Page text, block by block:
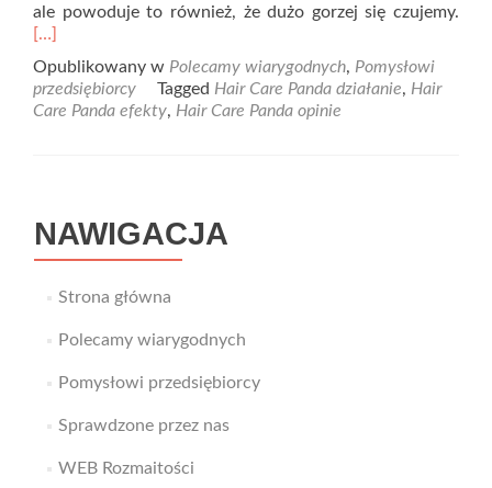
ale powoduje to również, że dużo gorzej się czujemy.
[…]
Opublikowany w Polecamy wiarygodnych, Pomysłowi
przedsiębiorcy
Tagged Hair Care Panda działanie, Hair
Care Panda efekty, Hair Care Panda opinie
NAWIGACJA
Strona główna
Polecamy wiarygodnych
Pomysłowi przedsiębiorcy
Sprawdzone przez nas
WEB Rozmaitości